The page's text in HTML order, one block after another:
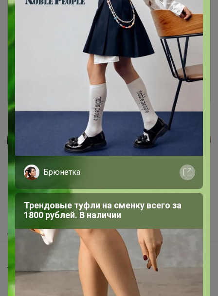
Чтобы ответить или задать вопрос
необходимо авторизоваться на сайте
Это займет меньше минуты
Зарегистрироваться
Как здесь все устроено?
Как сделать заказ?
Как получить?
Доставка
Торговые марки
Наша команда
Брюнетка
Трендовые туфли на сменку всего за
1800 рублей. В наличии